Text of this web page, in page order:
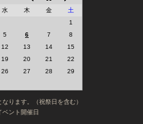
水 木 金
土
1
5 6 7
8
12 13 14
15
19 20 21
22
26 27 28
29
ります。（祝祭日を含む）
ベント開催日